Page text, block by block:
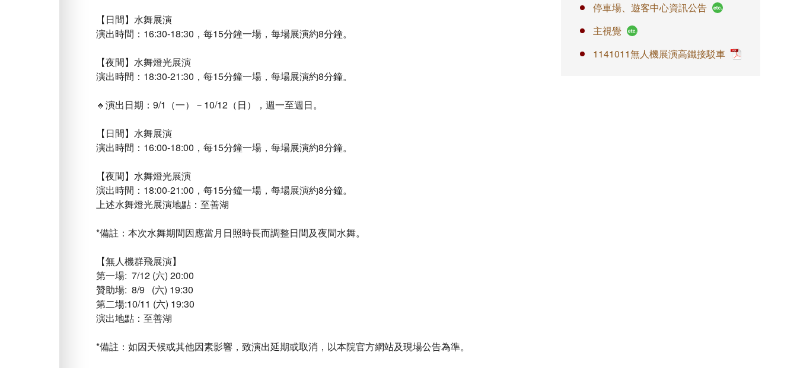
【日間】水舞展演
演出時間：16:30-18:30，每15分鐘一場，每場展演約8分鐘。
【夜間】水舞燈光展演
演出時間：18:30-21:30，每15分鐘一場，每場展演約8分鐘。
🔸演出日期：9/1（一）－10/12（日），週一至週日。
【日間】水舞展演
演出時間：16:00-18:00，每15分鐘一場，每場展演約8分鐘。
【夜間】水舞燈光展演
演出時間：18:00-21:00，每15分鐘一場，每場展演約8分鐘。
上述水舞燈光展演地點：至善湖
*備註：本次水舞期間因應當月日照時長而調整日間及夜間水舞。
【無人機群飛展演】
第一場: 7/12 (六) 20:00
贊助場: 8/9 (六) 19:30
第二場:10/11 (六) 19:30
演出地點：至善湖
*備註：如因天候或其他因素影響，致演出延期或取消，以本院官方網站及現場公告為準。
停車場、遊客中心資訊公告
主視覺
1141011無人機展演高鐵接駁車